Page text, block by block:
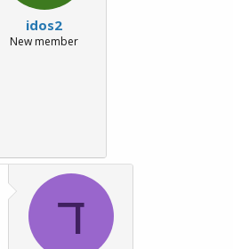
idos2
New member
ד